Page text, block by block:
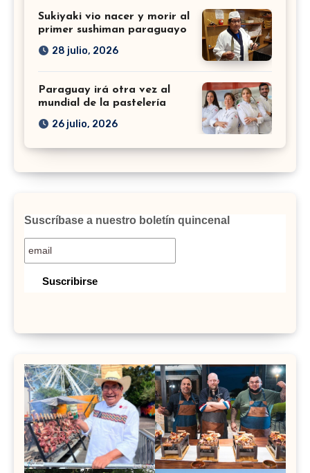
Sukiyaki vio nacer y morir al
primer sushiman paraguayo
28 julio, 2026
Paraguay irá otra vez al
mundial de la pastelería
26 julio, 2026
Suscríbase a nuestro boletín quincenal